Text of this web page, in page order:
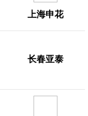
上海申花
长春亚泰